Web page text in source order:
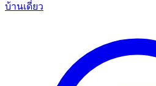
บ้านเดี่ยว